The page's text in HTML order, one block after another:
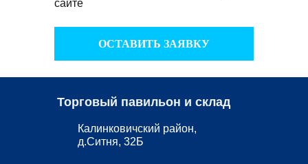
сайте
ОСТАВИТЬ ЗАЯВКУ
Торговый павильон и склад
Калинковичский район,
д.Ситня, 32Б